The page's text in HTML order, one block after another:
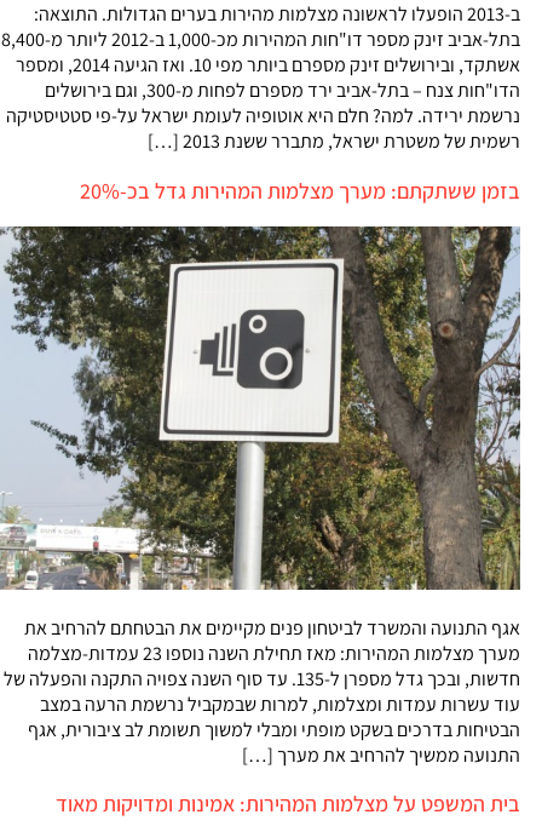
ב-2013 הופעלו לראשונה מצלמות מהירות בערים הגדולות. התוצאה:
בתל-אביב זינק מספר דו"חות המהירות מכ-1,000 ב-2012 ליותר מ-8,400
אשתקד, ובירושלים זינק מספרם ביותר מפי 10. ואז הגיעה 2014, ומספר
הדו"חות צנח – בתל-אביב ירד מספרם לפחות מ-300, וגם בירושלים
נרשמת ירידה. למה? חלם היא אוטופיה לעומת ישראל על-פי סטטיסטיקה
רשמית של משטרת ישראל, מתברר ששנת 2013 […]
בזמן ששתקתם: מערך מצלמות המהירות גדל בכ-20%
אגף התנועה והמשרד לביטחון פנים מקיימים את הבטחתם להרחיב את
מערך מצלמות המהירות: מאז תחילת השנה נוספו 23 עמדות-מצלמה
חדשות, ובכך גדל מספרן ל-135. עד סוף השנה צפויה התקנה והפעלה של
עוד עשרות עמדות ומצלמות, למרות שבמקביל נרשמת הרעה במצב
הבטיחות בדרכים בשקט מופתי ומבלי למשוך תשומת לב ציבורית, אגף
התנועה ממשיך להרחיב את מערך […]
בית המשפט על מצלמות המהירות: אמינות ומדויקות מאוד